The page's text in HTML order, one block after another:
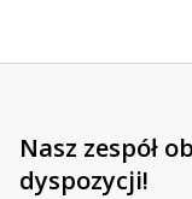
Nasz zespół
dyspozycji!